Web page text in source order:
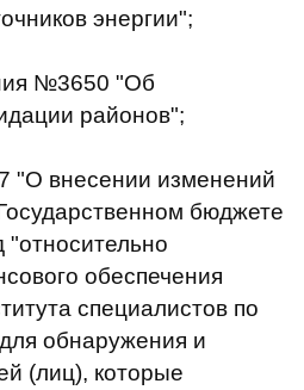
энергии";
№3650 "Об
районов";
"О внесении изменений
бюджете
"относительно
обеспечения
специалистов по
обнаружения и
(лиц), которые